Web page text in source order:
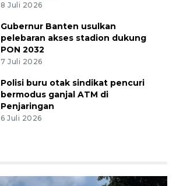
8 Juli 2026
Gubernur Banten usulkan
pelebaran akses stadion dukung
PON 2032
7 Juli 2026
Polisi buru otak sindikat pencuri
bermodus ganjal ATM di
Penjaringan
6 Juli 2026